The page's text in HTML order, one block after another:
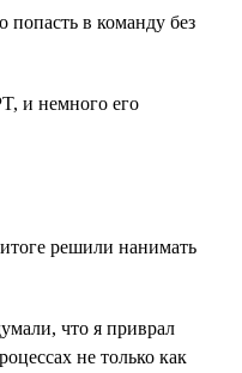
в команду без
и немного его
решили нанимать
что я приврал
не только как